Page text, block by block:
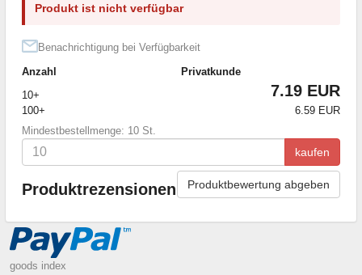
Produkt ist nicht verfügbar
Benachrichtigung bei Verfügbarkeit
Anzahl
Privatkunde
10+
7.19 EUR
100+
6.59 EUR
Mindestbestellmenge: 10 St.
kaufen
Produktrezensionen Produktbewertung abgeben
goods index